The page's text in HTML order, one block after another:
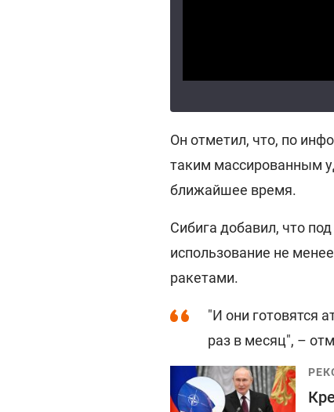
Он отметил, что, по
таким массированным
ближайшее время.
Сибига добавил, что
использование не
ракетами.
"И они готовятся
раз в месяц", –